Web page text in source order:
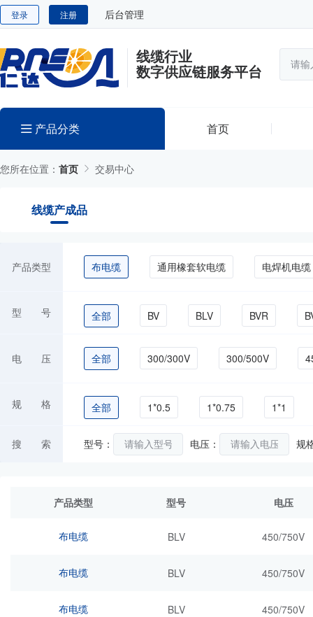
登录 注册 后台管理
线缆行业
数字供应链服务平台
产品分类 首页
您所在位置： 首页 交易中心
线缆产成品
产品类型 布电缆 通用橡套软电缆 电焊机电缆
型 号 全部 BV BLV BVR
RVB RVS RVV RVVB
电 压 全部 300/300V 300/500V
规 格 全部 1*0.5 1*0.75 1*1
1*25 1*300 1*35 1*4
3*4 4*0.75
6*0.75 6*1.5
搜 索 型号： 电压： 规
产品类型 型号 电压
布电缆 BLV 450/750V
布电缆 BLV 450/750V
布电缆 BLV 450/750V